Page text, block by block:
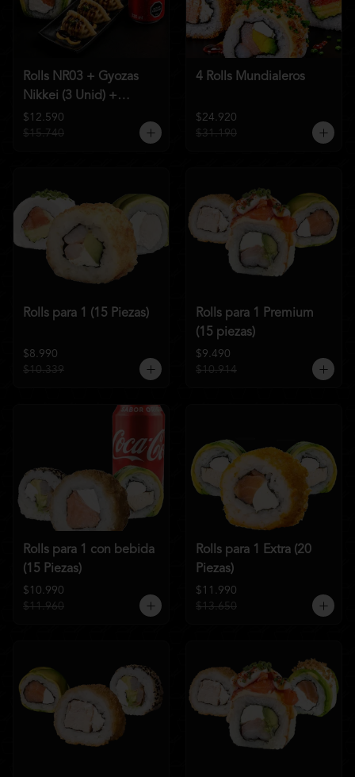
Rolls NR03 + Gyozas
Nikkei (3 Unid) +
Bebida a elección
$12.590
$15.740
4 Rolls Mundialeros
$24.920
$31.190
Rolls para 1 (15 Piezas)
$8.990
$10.339
Rolls para 1 Premium
(15 piezas)
$9.490
$10.914
Rolls para 1 con bebida
(15 Piezas)
$10.990
$11.960
Rolls para 1 Extra (20
Piezas)
$11.990
$13.650